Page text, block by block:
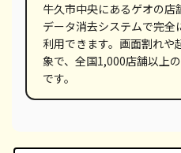
牛久市中央にあるゲオの
データ消去システムで完全
利用できます。画面割れや
象で、全国1,000店舗以上
です。